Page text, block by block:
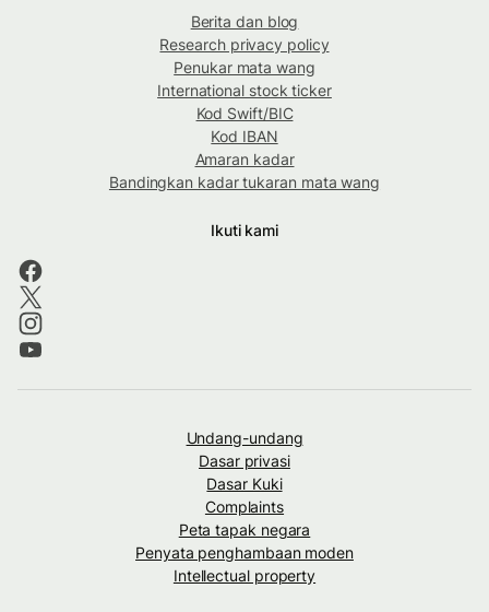
Berita dan blog
Research privacy policy
Penukar mata wang
International stock ticker
Kod Swift/BIC
Kod IBAN
Amaran kadar
Bandingkan kadar tukaran mata wang
Ikuti kami
Undang-undang
Dasar privasi
Dasar Kuki
Complaints
Peta tapak negara
Penyata penghambaan moden
Intellectual property